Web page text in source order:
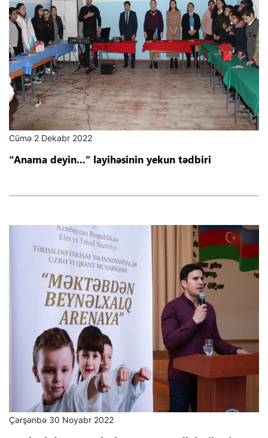
Cümə 2 Dekabr 2022
“Anama deyin...” layihəsinin yekun tədbiri
Çərşənbə 30 Noyabr 2022